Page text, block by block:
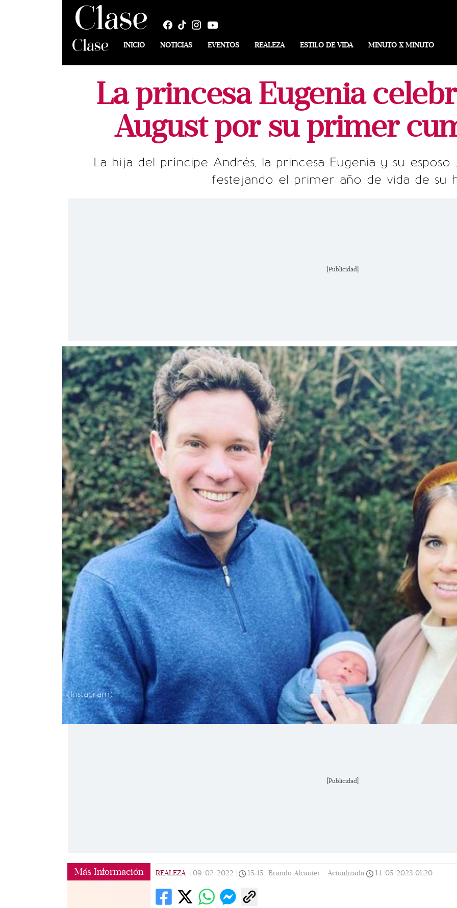
INICIO NOTICIAS EVENTOS REALEZA ESTILO DE VIDA MINUTO X MINUTO
La princesa Eugenia
August por su primer
La hija del príncipe Andrés, la princesa Eugenia y su esposo
festejando el primer año de vida de su
[Publicidad]
(Instagram)
[Publicidad]
Más Información REALEZA 09/02/2022 15:45 Brando Alcauter | Actualizada 14/05/2023 01:20